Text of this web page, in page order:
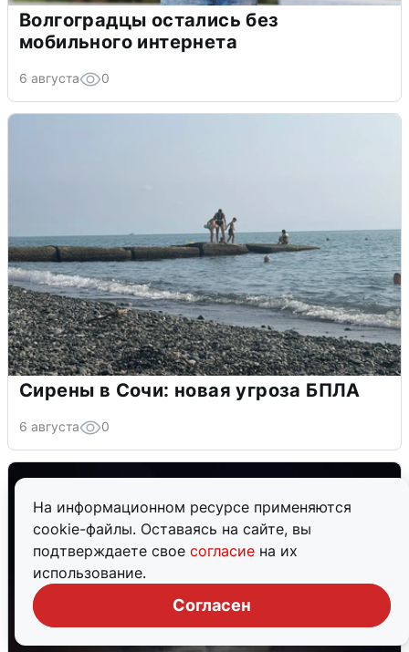
На информационном ресурсе применяются
cookie-файлы. Оставаясь на сайте, вы
подтверждаете свое согласие на их
использование.
Согласен
Волгоградцы остались без
мобильного интернета
6 августа 0
Сирены в Сочи: новая угроза БПЛА
6 августа 0